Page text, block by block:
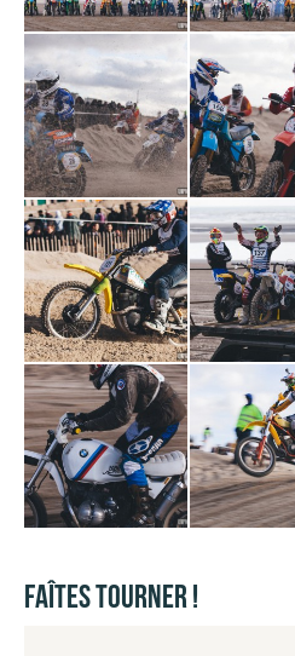
FAÎTES TOURNER !